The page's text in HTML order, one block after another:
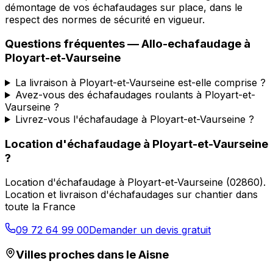
démontage de vos échafaudages sur place, dans le
respect des normes de sécurité en vigueur.
Questions fréquentes —Allo-echafaudage à
Ployart-et-Vaurseine
La livraison à Ployart-et-Vaurseine est-elle comprise ?
Avez-vous des échafaudages roulants à Ployart-et-
Vaurseine ?
Livrez-vous l'échafaudage à Ployart-et-Vaurseine ?
Location d'échafaudage à Ployart-et-Vaurseine
?
Location d'échafaudage à Ployart-et-Vaurseine (02860).
Location et livraison d'échafaudages sur chantier dans
toute la France
09 72 64 99 00Demander un devis gratuit
Villes proches dans leAisne